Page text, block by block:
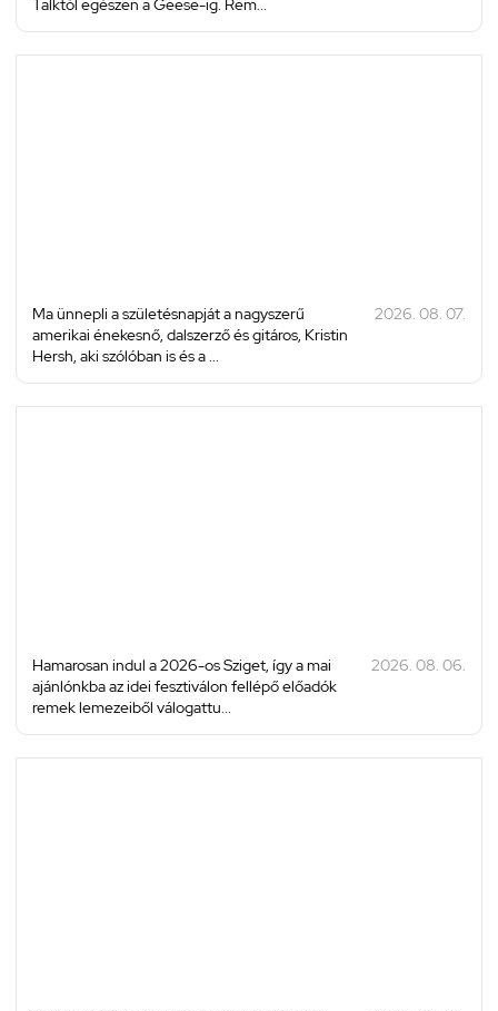
Talktól egészen a Geese-ig. Rem...
Ma ünnepli a születésnapját a nagyszerű
amerikai énekesnő, dalszerző és gitáros, Kristin
Hersh, aki szólóban is és a ...
2026. 08. 07.
Hamarosan indul a 2026-os Sziget, így a mai
ajánlónkba az idei fesztiválon fellépő előadók
remek lemezeiből válogattu...
2026. 08. 06.